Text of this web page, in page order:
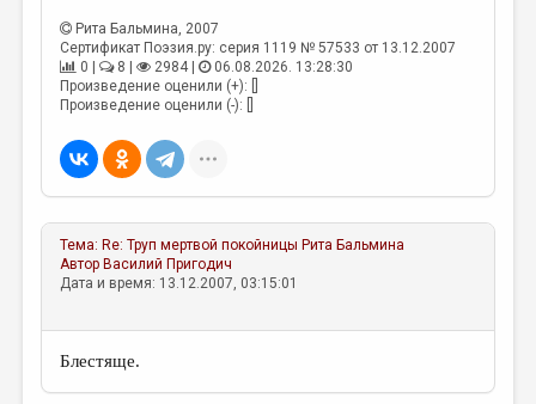
Рита Бальмина, 2007
Сертификат Поэзия.ру: серия 1119 № 57533 от 13.12.2007
0 |
8 | 2984 |
06.08.2026. 13:28:30
Произведение оценили (+): []
Произведение оценили (-): []
Тема: Re: Труп мертвой покойницы Рита Бальмина
Автор Василий Пригодич
Дата и время: 13.12.2007, 03:15:01
Блестяще.